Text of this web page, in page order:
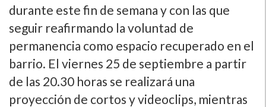
durante este fin de semana y con las que
seguir reafirmando la voluntad de
permanencia como espacio recuperado en el
barrio. El viernes 25 de septiembre a partir
de las 20.30 horas se realizará una
proyección de cortos y videoclips, mientras